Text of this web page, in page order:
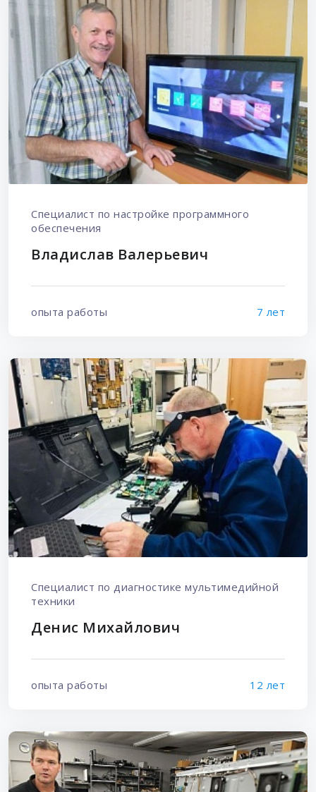
Специалист по настройке программного
обеспечения
Владислав Валерьевич
опыта работы 7 лет
Специалист по диагностике мультимедийной
техники
Денис Михайлович
опыта работы 12 лет